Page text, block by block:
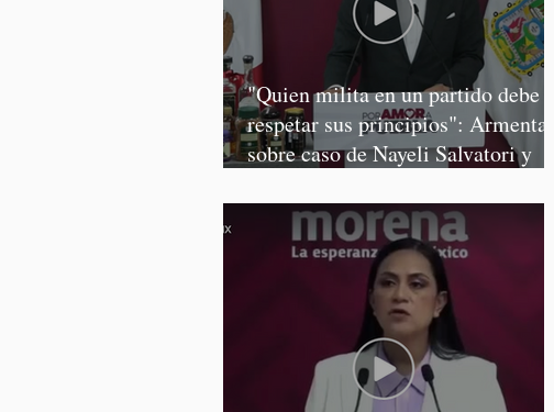
"Quien milita en un partido debe
respetar sus principios": Armenta,
sobre caso de Nayeli Salvatori y